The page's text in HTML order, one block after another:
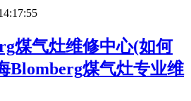
煤气灶维修中心(如何
Blomberg煤气灶专业维